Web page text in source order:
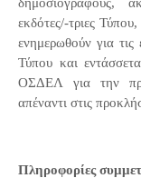
εκδότες/-τριες
ενημερωθούν για τις
Τύπου και
ΟΣΔΕΛ για την
απέναντι στις
Πληροφορίες